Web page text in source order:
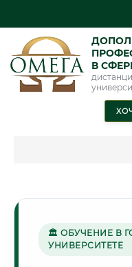
В
промышленность"
🏛 ОБУЧЕНИЕ В
УНИВЕРСИТЕТЕ